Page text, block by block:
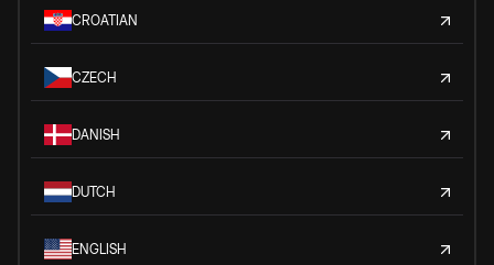
CROATIAN
CZECH
DANISH
DUTCH
ENGLISH